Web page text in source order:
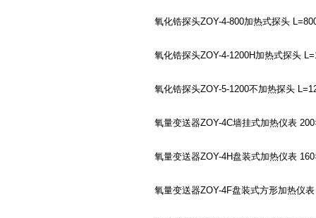
氧化锆探头ZOY-4-800加热式探头
氧化锆探头ZOY-4-1200H加热式探头
氧化锆探头ZOY-5-1200不加热探头
氧量变送器ZOY-4C墙挂式加热仪表
氧量变送器ZOY-4H盘装式加热仪表
氧量变送器ZOY-4F盘装式方形加热仪